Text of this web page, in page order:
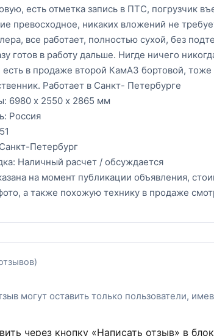
есть отметка запись в ПТС, погрузчик
превосходное, никаких вложений не
все работает, полностью сухой, без
готов в работу дальше. Нигде ничего
есть в продаже второй КамАЗ бортовой,
Работает в Санкт- Петербурге
6980 х 2550 х 2865 мм
Россия
Петербург
Наличный расчет / обсуждается
на момент публикации объявления,
а также похожую технику в продаже
могут оставить только пользователи,
через кнопку «Написать отзыв» в